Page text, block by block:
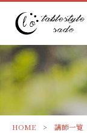
HOME> 講師一覧